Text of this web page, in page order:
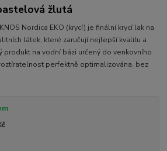
žlutá
Nordica EKO (krycí) je finální krycí lak na
látek, které zaručují nejlepší kvalitu a
produkt na vodní bázi určený do venkovního
perfektně optimalizována, bez